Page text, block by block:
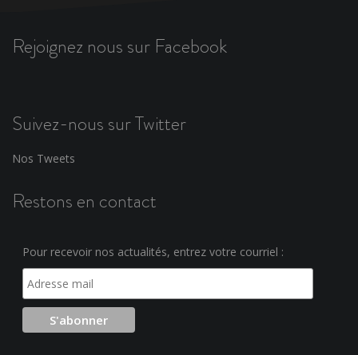
Rejoignez nous sur Facebook
Suivez-nous sur Twitter
Nos Tweets
Restons en contact
Pour recevoir nos actualités, entrez votre courriel :